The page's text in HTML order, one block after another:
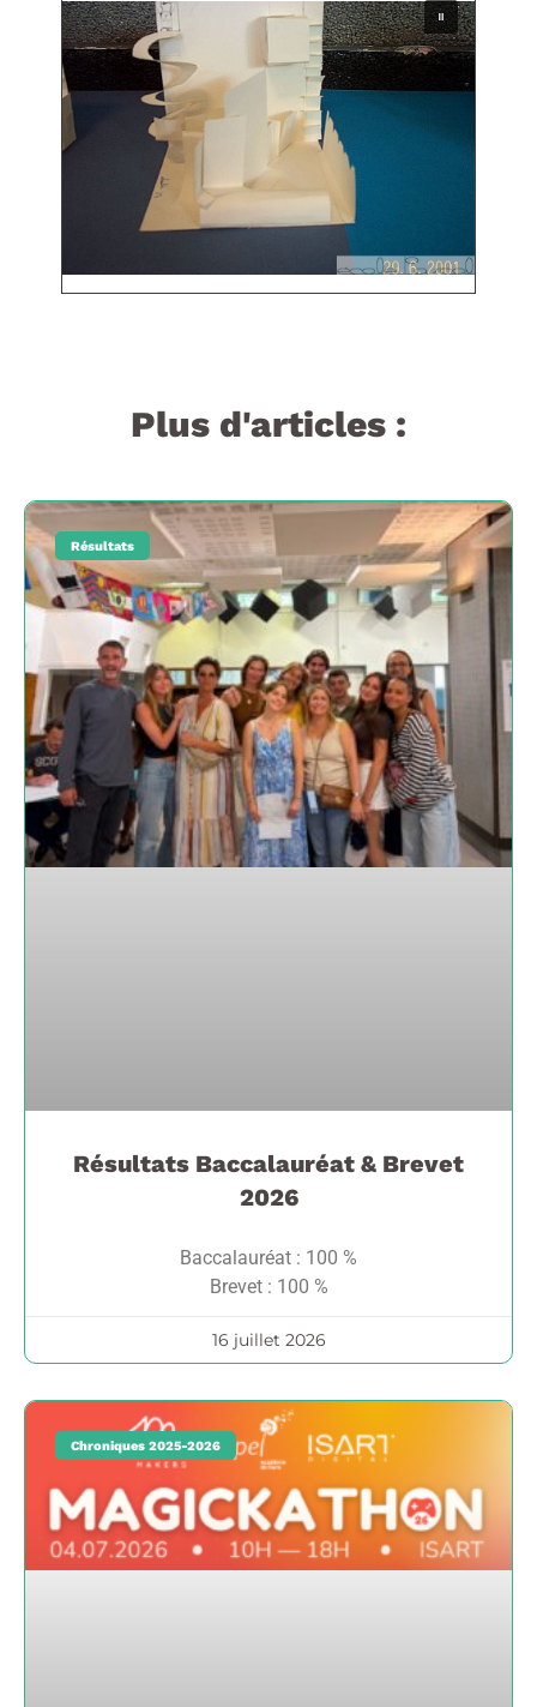
Plus d'articles :
Résultats
Résultats Baccalauréat & Brevet
2026
Baccalauréat : 100 %
Brevet : 100 %
16 juillet 2026
Chroniques 2025-2026